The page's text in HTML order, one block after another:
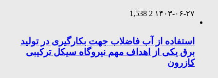
۱۴۰۳-۰۶-۲۷ 2
1,538
استفاده از آب فاضلاب جهت بکارگیری در تولید
برق یکی از اهداف مهم نیروگاه سیکل ترکیبی
کازرون